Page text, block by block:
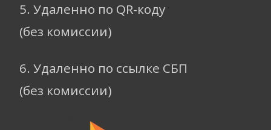
5. Удаленно по QR-коду
(без комиссии)
6. Удаленно по ссылке СБП
(без комиссии)